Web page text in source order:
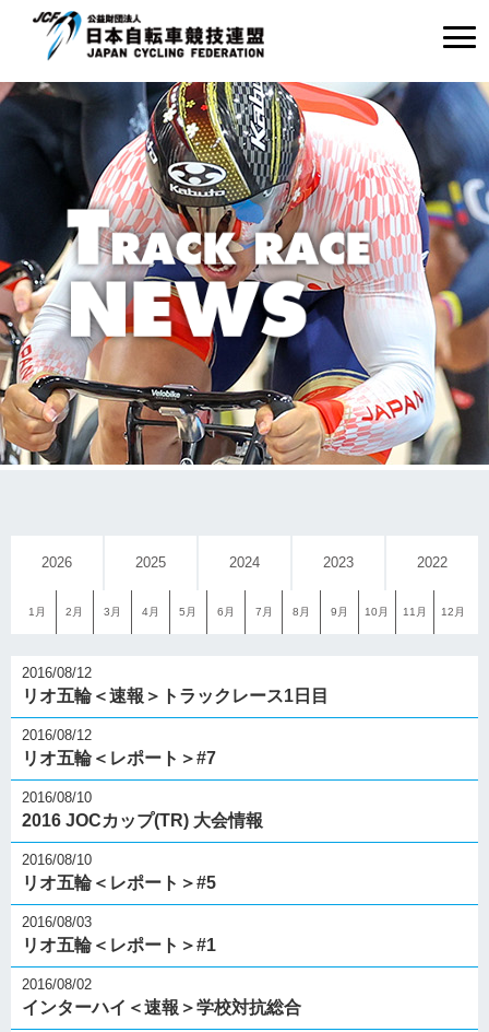
2026 2025 2024 2023 2022
1月 2月 3月 4月 5月 6月 7月 8月 9月 10月 11月 12月
2016/08/12
リオ五輪＜速報＞トラックレース1日目
2016/08/12
リオ五輪＜レポート＞#7
2016/08/10
2016 JOCカップ(TR) 大会情報
2016/08/10
リオ五輪＜レポート＞#5
2016/08/03
リオ五輪＜レポート＞#1
2016/08/02
インターハイ＜速報＞学校対抗総合